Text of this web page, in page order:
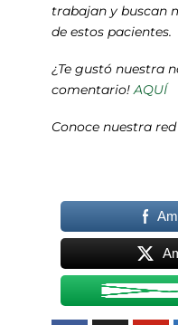
trabajan y buscan
de estos pacientes.
¿Te gustó nuestra
comentario!AQUÍ
Conoce nuestra